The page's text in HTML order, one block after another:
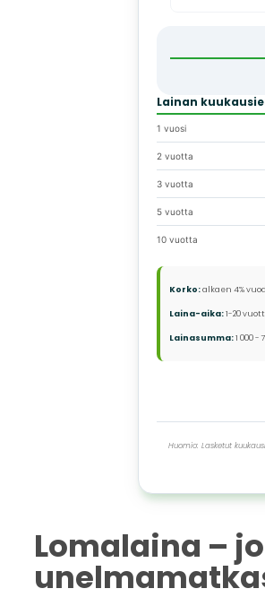
Lainan
1 vuosi
2 vuotta
3 vuotta
5 vuotta
10 vuotta
Korko:alkaen 4%
Laina-aika:1-20
Lainasumma:1 000 -
Huomio: Lasketut
Lomalaina –